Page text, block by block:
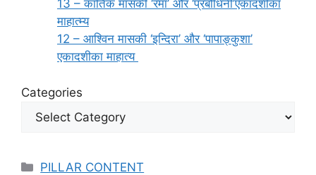
13 – कार्तिक मासकी ‘रमा’ और ‘प्रबोधिनी’एकादशीका
माहात्म्य
12 – आश्विन मासकी ‘इन्दिरा’ और ‘पापाङ्कुशा’
एकादशीका माहात्य
Categories
Categories
PILLAR CONTENT